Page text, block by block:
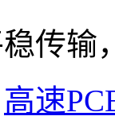
传输
高速